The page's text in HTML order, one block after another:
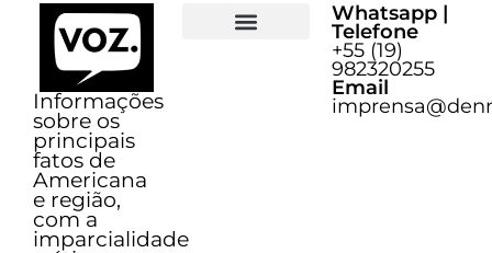
Informações
sobre os
principais
fatos de
Americana
e região,
com a
imparcialidade
Whatsapp |
Telefone
+55 (19)
982320255
Email